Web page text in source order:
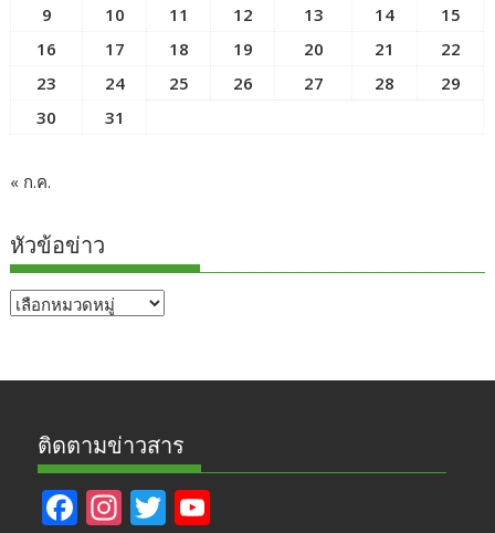
9
10 11 12 13 14
15
16
17 18 19 20 21
22
23
24 25 26 27 28
29
30
31
« ก.ค.
หัวข้อข่าว
หัวข้อ
ติดตามข่าวสาร
F In T